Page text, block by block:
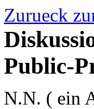
Zurueck
Public-
N.N. ( ein